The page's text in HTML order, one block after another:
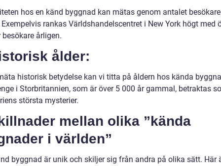
hos en känd byggnad kan mätas genom antalet
Exempelvis rankas Världshandelscentret i New York högt med
årligen.
ålder:
historisk betydelse kan vi titta på åldern hos kända
i Storbritannien, som är över 5 000 år gammal, betraktas
största mysterier.
mellan olika ”kända
i världen”
byggnad är unik och skiljer sig från andra på olika sätt. Här